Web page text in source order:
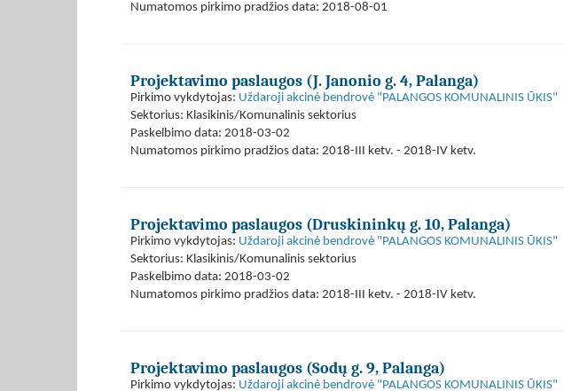
Numatomos pirkimo pradžios data: 2018-08-01
Projektavimo paslaugos (J. Janonio g. 4, Palanga)
Pirkimo vykdytojas: Uždaroji akcinė bendrovė "PALANGOS KOMUNALINIS ŪKIS"
Sektorius: Klasikinis/Komunalinis sektorius
Paskelbimo data: 2018-03-02
Numatomos pirkimo pradžios data: 2018-III ketv. - 2018-IV ketv.
Projektavimo paslaugos (Druskininkų g. 10, Palanga)
Pirkimo vykdytojas: Uždaroji akcinė bendrovė "PALANGOS KOMUNALINIS ŪKIS"
Sektorius: Klasikinis/Komunalinis sektorius
Paskelbimo data: 2018-03-02
Numatomos pirkimo pradžios data: 2018-III ketv. - 2018-IV ketv.
Projektavimo paslaugos (Sodų g. 9, Palanga)
Pirkimo vykdytojas: Uždaroji akcinė bendrovė "PALANGOS KOMUNALINIS ŪKIS"